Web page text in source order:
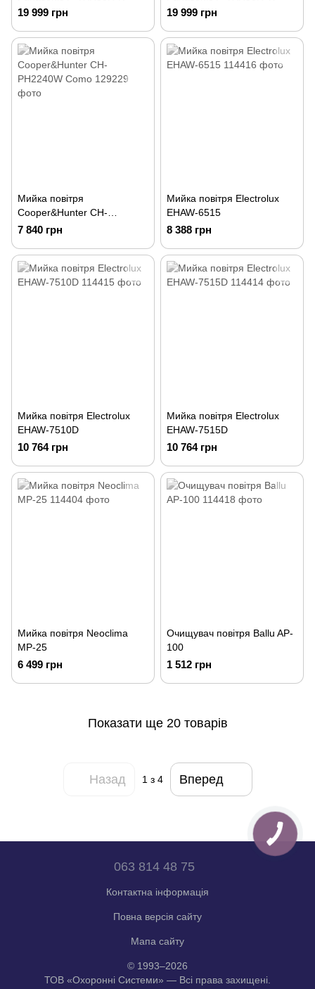
19 999 грн 19 999 грн
Мийка повітря
Cooper&Hunter CH-
PH2240W Como
7 840 грн
Мийка повітря Electrolux
EHAW-6515
8 388 грн
Мийка повітря Electrolux
EHAW-7510D
10 764 грн
Мийка повітря Electrolux
EHAW-7515D
10 764 грн
Мийка повітря Neoclima
MP-25
6 499 грн
Очищувач повітря Ballu AP-
100
1 512 грн
Показати ще 20 товарів
Назад 1 з 4 Вперед
063 814 48 75
Контактна інформація
Повна версія сайту
Мапа сайту
© 1993–2026
ТОВ «Охоронні Системи» — Всі права захищені.